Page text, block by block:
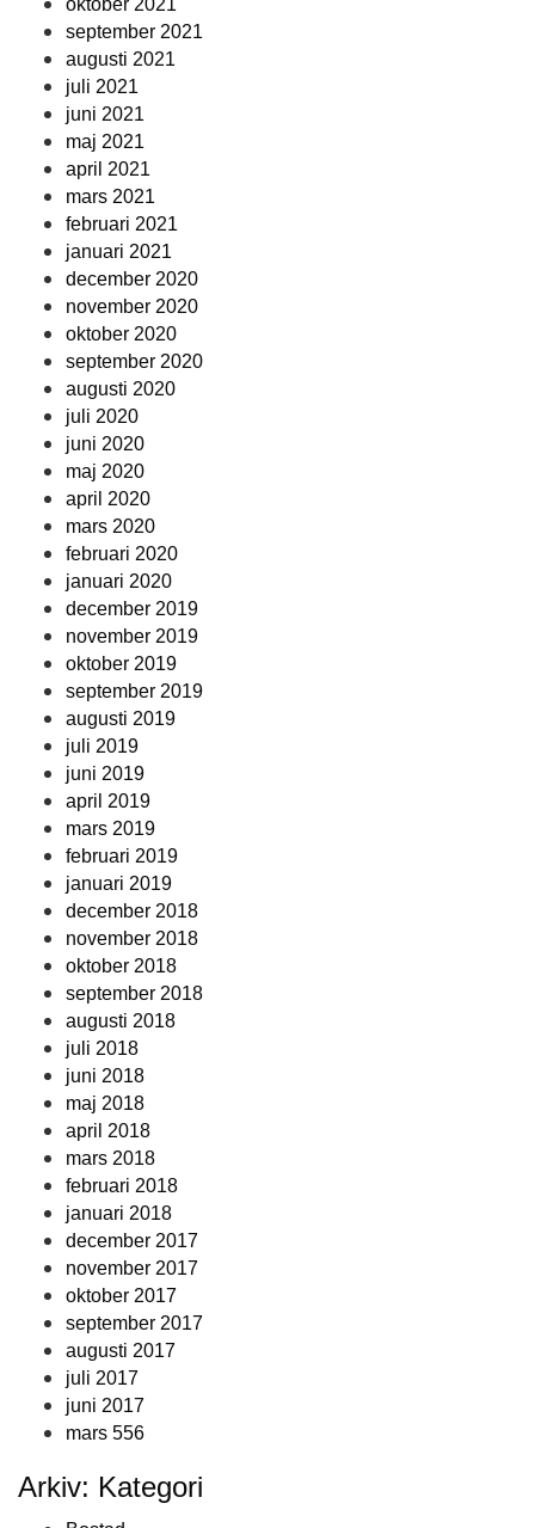
oktober 2021
september 2021
augusti 2021
juli 2021
juni 2021
maj 2021
april 2021
mars 2021
februari 2021
januari 2021
december 2020
november 2020
oktober 2020
september 2020
augusti 2020
juli 2020
juni 2020
maj 2020
april 2020
mars 2020
februari 2020
januari 2020
december 2019
november 2019
oktober 2019
september 2019
augusti 2019
juli 2019
juni 2019
april 2019
mars 2019
februari 2019
januari 2019
december 2018
november 2018
oktober 2018
september 2018
augusti 2018
juli 2018
juni 2018
maj 2018
april 2018
mars 2018
februari 2018
januari 2018
december 2017
november 2017
oktober 2017
september 2017
augusti 2017
juli 2017
juni 2017
mars 556
Arkiv: Kategori